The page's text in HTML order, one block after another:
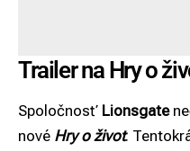
Trailer na Hry o
Spoločnosť Lionsgate
nové Hry o život.